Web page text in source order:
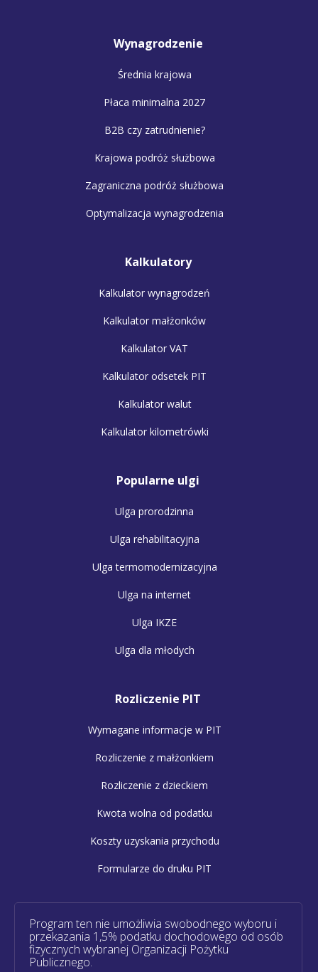
Wynagrodzenie
Średnia krajowa
Płaca minimalna 2027
B2B czy zatrudnienie?
Krajowa podróż służbowa
Zagraniczna podróż służbowa
Optymalizacja wynagrodzenia
Kalkulatory
Kalkulator wynagrodzeń
Kalkulator małżonków
Kalkulator VAT
Kalkulator odsetek PIT
Kalkulator walut
Kalkulator kilometrówki
Popularne ulgi
Ulga prorodzinna
Ulga rehabilitacyjna
Ulga termomodernizacyjna
Ulga na internet
Ulga IKZE
Ulga dla młodych
Rozliczenie PIT
Wymagane informacje w PIT
Rozliczenie z małżonkiem
Rozliczenie z dzieckiem
Kwota wolna od podatku
Koszty uzyskania przychodu
Formularze do druku PIT
Program ten nie umożliwia swobodnego wyboru i
przekazania 1,5% podatku dochodowego od osób
fizycznych wybranej Organizacji Pożytku
Publicznego.